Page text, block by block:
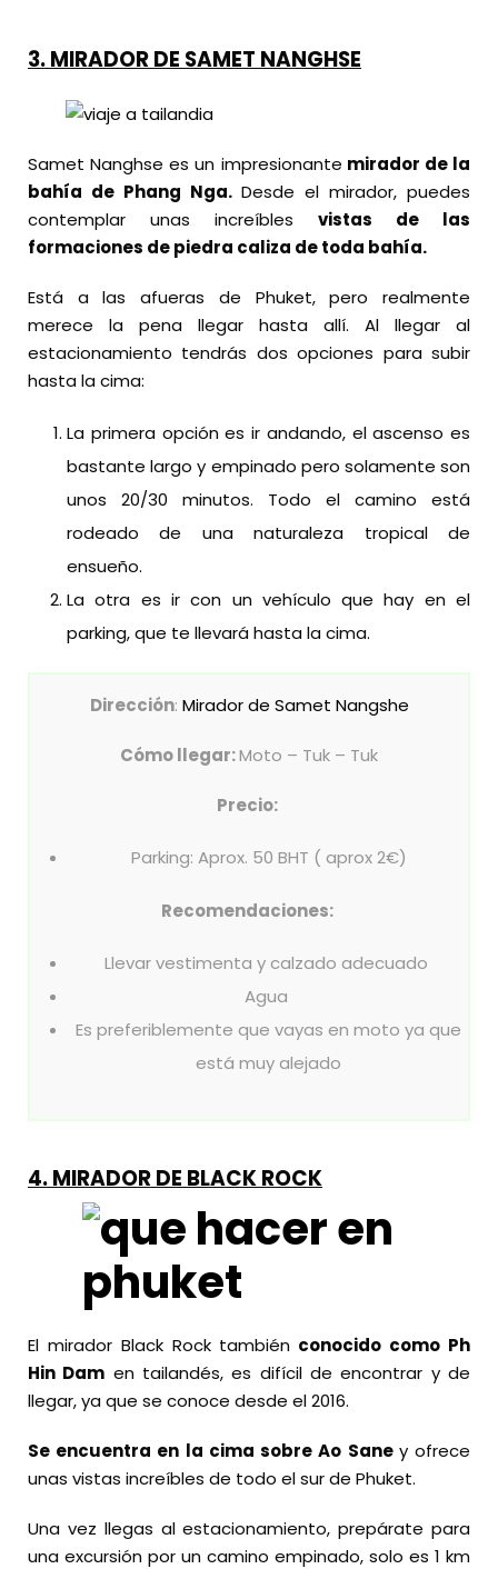
3.MIRADOR DE SAMET NANGHSE
Samet Nanghse es un impresionante mirador de la
bahía de Phang Nga.Desde el mirador, puedes
contemplar unas increíbles vistas de las
formaciones de piedra caliza de toda bahía.
Está a las afueras de Phuket, pero realmente
merece la pena llegar hasta allí. Al llegar al
estacionamiento tendrás dos opciones para subir
hasta la cima:
La primera opción es ir andando, el ascenso es
bastante largo y empinado pero solamente son
unos 20/30 minutos. Todo el camino está
rodeado de una naturaleza tropical de
ensueño.
La otra es ir con un vehículo que hay en el
parking, que te llevará hasta la cima.
Dirección: Mirador de Samet Nangshe
Cómo llegar:Moto – Tuk – Tuk
Precio:
Parking: Aprox. 50 BHT ( aprox 2€)
Recomendaciones:
Llevar vestimenta y calzado adecuado
Agua
Es preferiblemente que vayas en moto ya que
está muy alejado
4.MIRADOR DE BLACK ROCK
El mirador Black Rock también conocido como Ph
Hin Dam en tailandés, es difícil de encontrar y de
llegar, ya que se conoce desde el 2016.
Se encuentra en la cima sobre Ao Sane y ofrece
unas vistas increíbles de todo el sur de Phuket.
Una vez llegas al estacionamiento, prepárate para
una excursión por un camino empinado, solo es 1 km